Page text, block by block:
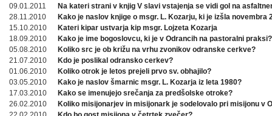
09.01.2011
Na kateri strani v knjig V slavi vstajenja se vidi gol na
28.11.2010
Kako je naslov knjige o msgr. L. Kozarju, ki je izšla novembra
15.10.2010
Kateri kipar ustvarja kip msgr. Lojzeta Kozarja
18.09.2010
Kako je ime bogoslovcu, ki je v Odrancih na pastoralni praksi?
05.08.2010
Koliko src je ob križu na vrhu zvonikov odranske cerkve?
21.07.2010
Kdo je poslikal odransko cerkev?
01.06.2010
Koliko otrok je letos prejeli prvo sv. obhajilo?
03.05.2010
Kako je naslov šmarnic msgr. L. Kozarja iz leta 1980?
17.03.2010
Kako se imenujejo srečanja za predšolske otroke?
26.02.2010
Koliko misijonarjev in misijonark je sodelovalo pri misijonu v